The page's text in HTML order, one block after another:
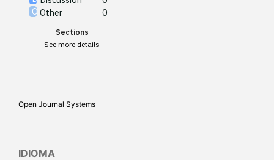
Other
0
Sections
See more details
Open Journal Systems
IDIOMA